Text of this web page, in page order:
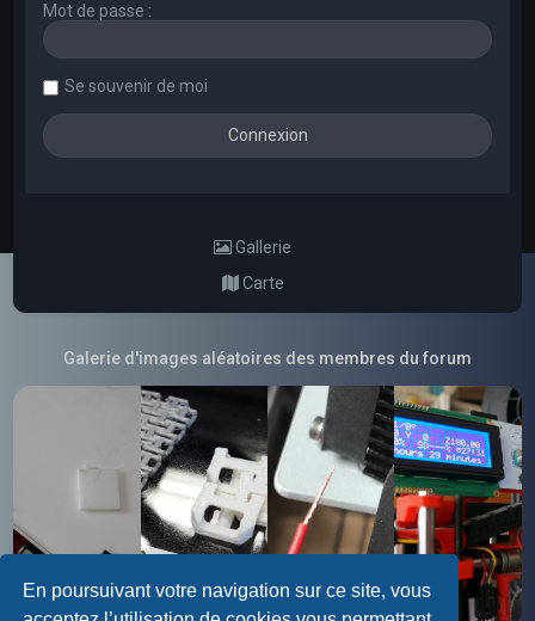
En poursuivant votre navigation sur ce site, vous
Mot de passe :
Se souvenir de moi
Gallerie
Carte
Galerie d'images aléatoires des membres du forum